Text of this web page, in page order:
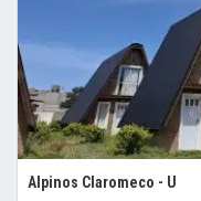
Alpinos Claromeco - U